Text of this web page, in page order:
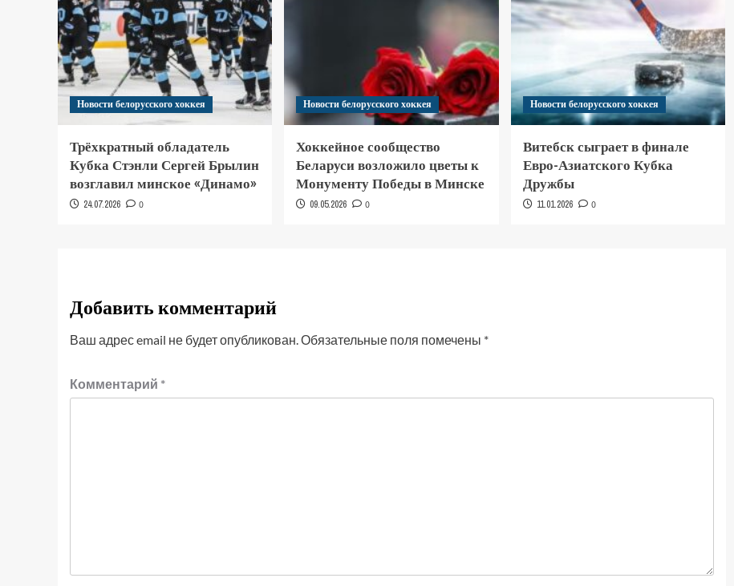
Новости белорусского хоккея
Трёхкратный обладатель
Кубка Стэнли Сергей Брылин
возглавил минское «Динамо»
24.07.2026 0
Новости белорусского хоккея
Хоккейное сообщество
Беларуси возложило цветы к
Монументу Победы в Минске
09.05.2026 0
Новости белорусского хоккея
Витебск сыграет в финале
Евро-Азиатского Кубка
Дружбы
11.01.2026 0
Добавить комментарий
Ваш адрес email не будет опубликован.Обязательные поля помечены *
Комментарий *